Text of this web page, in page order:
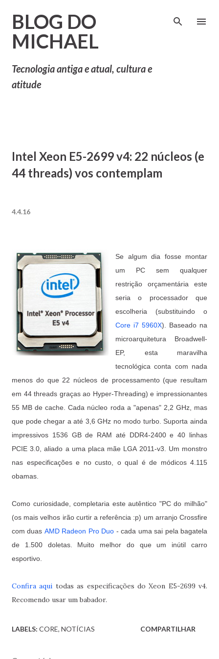
BLOG DO
MICHAEL
Tecnologia antiga e atual, cultura e
atitude
Intel Xeon E5-2699 v4: 22 núcleos (e
44 threads) vos contemplam
4.4.16
Se algum dia fosse montar
um PC sem qualquer
restrição orçamentária este
seria o processador que
escolheria (substituindo o
Core i7 5960X). Baseado na
microarquitetura Broadwell-
EP, esta maravilha
tecnológica conta com nada
menos do que 22 núcleos de processamento (que resultam
em 44 threads graças ao Hyper-Threading) e impressionantes
55 MB de cache. Cada núcleo roda a "apenas" 2,2 GHz, mas
que pode chegar a até 3,6 GHz no modo turbo. Suporta ainda
impressivos 1536 GB de RAM até DDR4-2400 e 40 linhas
PCIE 3.0, aliado a uma placa mãe LGA 2011-v3. Um monstro
nas especificações e no custo, o qual é de módicos 4.115
obamas.
Como curiosidade, completaria este autêntico "PC do milhão"
(os mais velhos irão curtir a referência :p) um arranjo Crossfire
com duas AMD Radeon Pro Duo - cada uma sai pela bagatela
de 1.500 doletas. Muito melhor do que um inútil carro
esportivo.
Confira aqui todas as especificações do Xeon E5-2699 v4.
Recomendo usar um babador.
LABELS: CORE NOTÍCIAS COMPARTILHAR